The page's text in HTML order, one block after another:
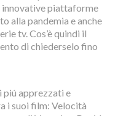
innovative piattaforme
alla pandemia e anche
tv. Cos’è quindi il
di chiederselo fino
piú apprezzati e
i suoi film: Velocità